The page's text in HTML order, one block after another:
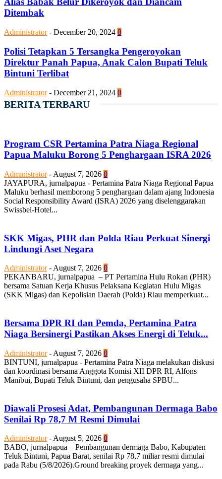
Ditembak
Administrator - December 20, 2024 0
Polisi Tetapkan 5 Tersangka Pengeroyokan
Direktur Panah Papua, Anak Calon Bupati Teluk
Bintuni Terlibat
Administrator - December 21, 2024 0
BERITA TERBARU
Program CSR Pertamina Patra Niaga Regional
Papua Maluku Borong 5 Penghargaan ISRA 2026
Administrator - August 7, 2026 0
JAYAPURA, jurnalpapua - Pertamina Patra Niaga Regional Papua
Maluku berhasil memborong 5 penghargaan dalam ajang Indonesia
Social Responsibility Award (ISRA) 2026 yang diselenggarakan
Swissbel-Hotel...
SKK Migas, PHR dan Polda Riau Perkuat Sinergi
Lindungi Aset Negara
Administrator -August 7, 2026 0
PEKANBARU, jurnalpapua – PT Pertamina Hulu Rokan (PHR)
bersama Satuan Kerja Khusus Pelaksana Kegiatan Hulu Migas
(SKK Migas) dan Kepolisian Daerah (Polda) Riau memperkuat...
Bersama DPR RI dan Pemda, Pertamina Patra
Niaga Bersinergi Pastikan Akses Energi di Teluk...
Administrator - August 7, 2026 0
BINTUNI, jurnalpapua - Pertamina Patra Niaga melakukan diskusi
dan koordinasi bersama Anggota Komisi XII DPR RI, Alfons
Manibui, Bupati Teluk Bintuni, dan pengusaha SPBU...
Diawali Prosesi Adat, Pembangunan Dermaga Babo
Senilai Rp 78,7 M Resmi Dimulai
Administrator - August 5, 2026 0
BABO, jurnalpapua – Pembangunan dermaga Babo, Kabupaten
Teluk Bintuni, Papua Barat, senilai Rp 78,7 miliar resmi dimulai
pada Rabu (5/8/2026).Ground breaking proyek dermaga yang...